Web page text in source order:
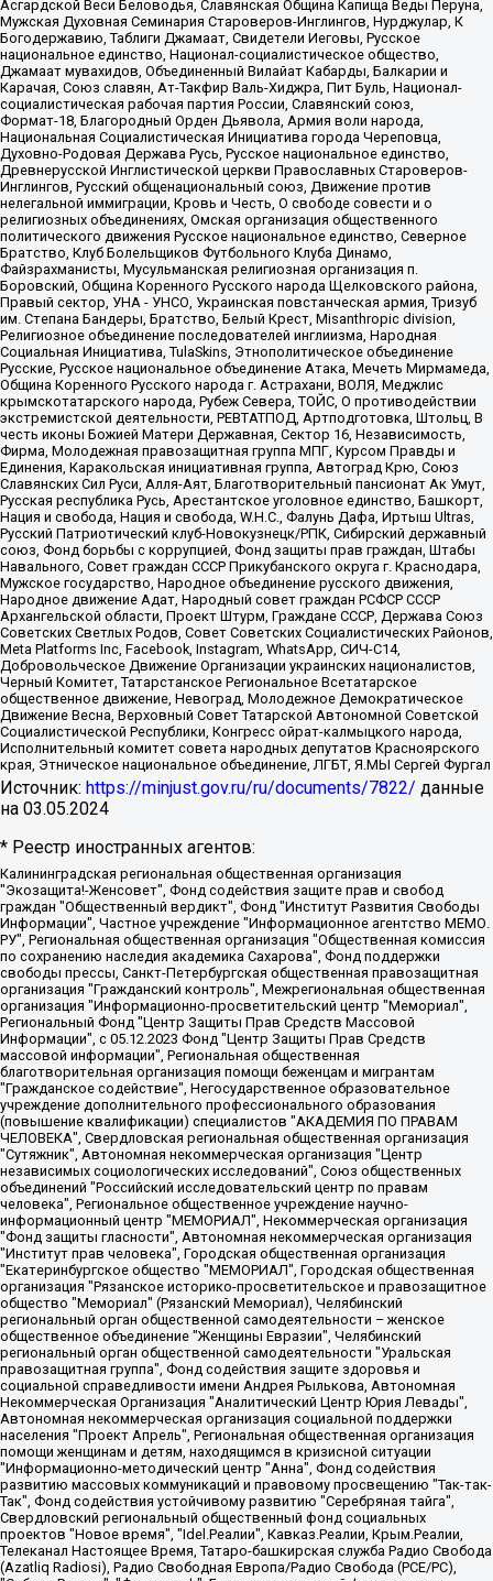
Асгардской Веси Беловодья, Славянская Община Капища Веды Перуна,
Мужская Духовная Семинария Староверов-Инглингов, Нурджулар, К
Богодержавию, Таблиги Джамаат, Свидетели Иеговы, Русское
национальное единство, Национал-социалистическое общество,
Джамаат мувахидов, Объединенный Вилайат Кабарды, Балкарии и
Карачая, Союз славян, Ат-Такфир Валь-Хиджра, Пит Буль, Национал-
социалистическая рабочая партия России, Славянский союз,
Формат-18, Благородный Орден Дьявола, Армия воли народа,
Национальная Социалистическая Инициатива города Череповца,
Духовно-Родовая Держава Русь, Русское национальное единство,
Древнерусской Инглистической церкви Православных Староверов-
Инглингов, Русский общенациональный союз, Движение против
нелегальной иммиграции, Кровь и Честь, О свободе совести и о
религиозных объединениях, Омская организация общественного
политического движения Русское национальное единство, Северное
Братство, Клуб Болельщиков Футбольного Клуба Динамо,
Файзрахманисты, Мусульманская религиозная организация п.
Боровский, Община Коренного Русского народа Щелковского района,
Правый сектор, УНА - УНСО, Украинская повстанческая армия, Тризуб
им. Степана Бандеры, Братство, Белый Крест, Misanthropic division,
Религиозное объединение последователей инглиизма, Народная
Социальная Инициатива, TulaSkins, Этнополитическое объединение
Русские, Русское национальное объединение Атака, Мечеть Мирмамеда,
Община Коренного Русского народа г. Астрахани, ВОЛЯ, Меджлис
крымскотатарского народа, Рубеж Севера, ТОЙС, О противодействии
экстремистской деятельности, РЕВТАТПОД, Артподготовка, Штольц, В
честь иконы Божией Матери Державная, Сектор 16, Независимость,
Фирма, Молодежная правозащитная группа МПГ, Курсом Правды и
Единения, Каракольская инициативная группа, Автоград Крю, Союз
Славянских Сил Руси, Алля-Аят, Благотворительный пансионат Ак Умут,
Русская республика Русь, Арестантское уголовное единство, Башкорт,
Нация и свобода, Нация и свобода, W.H.С., Фалунь Дафа, Иртыш Ultras,
Русский Патриотический клуб-Новокузнецк/РПК, Сибирский державный
союз, Фонд борьбы с коррупцией, Фонд защиты прав граждан, Штабы
Навального, Совет граждан СССР Прикубанского округа г. Краснодара,
Мужское государство, Народное объединение русского движения,
Народное движение Адат, Народный совет граждан РСФСР СССР
Архангельской области, Проект Штурм, Граждане СССР, Держава Союз
Советских Светлых Родов, Совет Советских Социалистических Районов,
Meta Platforms Inc, Facebook, Instagram, WhatsApp, СИЧ-С14,
Добровольческое Движение Организации украинских националистов,
Черный Комитет, Татарстанское Региональное Всетатарское
общественное движение, Невоград, Молодежное Демократическое
Движение Весна, Верховный Совет Татарской Автономной Советской
Социалистической Республики, Конгресс ойрат-калмыцкого народа,
Исполнительный комитет совета народных депутатов Красноярского
края, Этническое национальное объединение, ЛГБТ, Я.МЫ Сергей Фургал
Источник: https://minjust.gov.ru/ru/documents/7822/ данные
на 03.05.2024
* Реестр иностранных агентов:
Калининградская региональная общественная организация "Экозащита!-Женсовет", Фонд содействия защите прав и свобод граждан "Общественный вердикт", Фонд "Институт Развития Свободы Информации", Частное учреждение "Информационное агентство МЕМО. РУ", Региональная общественная организация "Общественная комиссия по сохранению наследия академика Сахарова", Фонд поддержки свободы прессы, Санкт-Петербургская общественная правозащитная организация "Гражданский контроль", Межрегиональная общественная организация "Информационно-просветительский центр "Мемориал", Региональный Фонд "Центр Защиты Прав Средств Массовой Информации", с 05.12.2023 Фонд "Центр Защиты Прав Средств массовой информации", Региональная общественная благотворительная организация помощи беженцам и мигрантам "Гражданское содействие", Негосударственное образовательное учреждение дополнительного профессионального образования (повышение квалификации) специалистов "АКАДЕМИЯ ПО ПРАВАМ ЧЕЛОВЕКА", Свердловская региональная общественная организация "Сутяжник", Автономная некоммерческая организация "Центр независимых социологических исследований", Союз общественных объединений "Российский исследовательский центр по правам человека", Региональное общественное учреждение научно-информационный центр "МЕМОРИАЛ", Некоммерческая организация "Фонд защиты гласности", Автономная некоммерческая организация "Институт прав человека", Городская общественная организация "Екатеринбургское общество "МЕМОРИАЛ", Городская общественная организация "Рязанское историко-просветительское и правозащитное общество "Мемориал" (Рязанский Мемориал), Челябинский региональный орган общественной самодеятельности – женское общественное объединение "Женщины Евразии", Челябинский региональный орган общественной самодеятельности "Уральская правозащитная группа", Фонд содействия защите здоровья и социальной справедливости имени Андрея Рылькова, Автономная Некоммерческая Организация "Аналитический Центр Юрия Левады", Автономная некоммерческая организация социальной поддержки населения "Проект Апрель", Региональная общественная организация помощи женщинам и детям, находящимся в кризисной ситуации "Информационно-методический центр "Анна", Фонд содействия развитию массовых коммуникаций и правовому просвещению "Так-так-Так", Фонд содействия устойчивому развитию "Серебряная тайга", Свердловский региональный общественный фонд социальных проектов "Новое время", "Idel.Реалии", Кавказ.Реалии, Крым.Реалии, Телеканал Настоящее Время, Татаро-башкирская служба Радио Свобода (Azatliq Radiosi), Радио Свободная Европа/Радио Свобода (PCE/PC), "Сибирь.Реалии", "Фактограф", Благотворительный фонд помощи осужденным и их семьям, Автономная некоммерческая организация "Институт глобализации и социальных движений", Фонд "В защиту прав заключенных", Частное учреждение "Центр поддержки и содействия развитию средств массовой информации", Пензенский региональный общественный благотворительный фонд "Гражданский союз", "Север.Реалии", Некоммерческая организация Фонд "Правовая инициатива", Общество с ограниченной ответственностью "Радио Свободная Европа/Радио Свобода", Чешское информационное агентство "MEDIUM-ORIENT", Красноярская региональная общественная организация "Мы против СПИДа", Камалягин Денис Николаевич, Маркелов Сергей Евгеньевич, Пономарев Лев Александрович, Савицкая Людмила Алексеевна, Автономная некоммерческая организация "Центр по работе с проблемой насилия "НАСИЛИЮ.НЕТ", Межрегиональный профессиональный союз работников здравоохранения "Альянс врачей", Юридическое лицо, зарегистрированное в Латвийской Республике, SIA "Medusa Project" (регистрационный номер 40103797863, дата регистрации 10.06.2014), Некоммерческая организация "Фонд по борьбе с коррупцией", Автономная некоммерческая организация "Институт права и публичной политики", Баданин Роман Сергеевич, Гликин Максим Александрович, Железнова Мария Михайловна, Лукьянова Юлия Сергеевна, Маетная Елизавета Витальевна, Маняхин Петр Борисович, Чуракова Ольга Владимировна, Ярош Юлия Петровна, Юридическое лицо "The Insider SIA", зарегистрированное в Риге, Латвийская Республика (дата регистрации 26.06.2015), являющееся администратором доменного имени интернет-издания "The Insider SIA", https://theins.ru, Постернак Алексей Евгеньевич, Рубин Михаил Аркадьевич, Анин Роман Александрович, Юридическое лицо Istories fonds, зарегистрированное в Латвийской Республике (регистрационный номер 50008295751, дата регистрации 24.02.2020), Великовский Дмитрий Александрович, Долинина Ирина Николаевна, Мароховская Алеся Алексеевна, Шлейнов Роман Юрьевич, Шмагун Олеся Валентиновна, Общество с ограниченной ответственностью "Альтаир 2021", Общество с ограниченной ответственностью "Вега 2021", Общество с ограниченной ответственностью "Главный редактор 2021", Общество с ограниченной ответственностью "Ромашки монолит", Важенков Артем Валерьевич, Ивановская областная общественная организация "Центр гендерных исследований", Гурман Юрий Альбертович, Медиапроект "ОВД-Инфо", Егоров Владимир Владимирович, Жилинский Владимир Александрович, Общество с ограниченной ответственностью "ЗП", Иванова София Юрьевна, Карезина Инна Павловна, Кильтау Екатерина Викторовна, Петров Алексей Викторович, Пискунов Сергей Евгеньевич, Смирнов Сергей Сергеевич, Тихонов Михаил Сергеевич, Общество с ограниченной ответственностью "ЖУРНАЛИСТ-ИНОСТРАННЫЙ АГЕНТ", Арапова Галина Юрьевна, Вольтская Татьяна Анатольевна, Американская компания "Mason G.E.S. Anonymous Foundation" (США), являющаяся владельцем интернет-издания https://mnews.world/, Компания "Stichting Bellingcat", зарегистрированная в Нидерландах (дата регистрации 11.07.2018), Захаров Андрей Вячеславович, Клепиковская Екатерина Дмитриевна, Общество с ограниченной ответственностью "МЕМО", Перл Роман Александрович, Симонов Евгений Алексеевич, Соловьева Елена Анатольевна, Сотников Даниил Владимирович, Сурначева Елизавета Дмитриевна, Автономная некоммерческая организация по защите прав человека и информированию населения "Якутия – Наше Мнение", Общество с ограниченной ответственностью "Москоу диджитал медиа", с 26.01.2023 Общество с ограниченной ответственностью "Чайка Белые сады", Ветошкина Валерия Валерьевна, Заговора Максим Александрович, Межрегиональное общественное движение "Российская ЛГБТ - сеть", Оленичев Максим Владимирович, Павлов Иван Юрьевич, Скворцова Елена Сергеевна, Общество с ограниченной ответственностью "Как бы инагент", Кочетков Игорь Викторович, Общество с ограниченной ответственностью "Честные выборы", Еланчик Олег Александрович, Общество с ограниченной ответственностью "Нобелевский призыв", Гималова Регина Эмилевна, Григорьев Андрей Валерьевич, Григорьева Алина Александровна, Ассоциация по содействию защите прав призывников, альтернативнослужащих и военнослужащих "Правозащитная группа "Гражданин.Армия.Право", Хисамова Регина Фаритовна, Автономная некоммерческая организация по реализации социально-правовых программ "Лилит", Дальневосточное общественное движение "Маяк", Санкт-Петербургская ЛГБТ-инициативная группа "Выход", Инициативная группа ЛГБТ+ "Реверс", Алексеев Андрей Викторович, Бекбулатова Таисия Львовна, Беляев Иван Михайлович, Владыкина Елена Сергеевна, Гельман Марат Александрович, Никульшина Вероника Юрьевна, Толоконникова Надежда Андреевна, Шендерович Виктор Анатольевич, Общество с ограниченной ответственностью "Данное сообщение", Общество с ограниченной ответственностью Издательский дом "Новая глава", Айнбиндер Александра Александровна, Московский комьюнити-центр для ЛГБТ+инициатив, Благотворительный фонд развития филантропии, Deutsche Welle (Германия, Kurt-Schumacher-Strasse 3, 53113 Bonn), Борзунова Мария Михайловна, Воробьев Виктор Викторович, Голубева Анна Львовна, Константинова Алла Михайловна, Малкова Ирина Владимировна, Мурадов Мурад Абдулгалимович, Осетинская Елизавета Николаевна, Понасенков Евгений Николаевич, Ганапольский Матвей Юрьевич, Киселев Евгений Алексеевич, Борухович Ирина Григорьевна, Дремин Иван Тимофеевич, Дубровский Дмитрий Викторович, Красноярская региональная общественная организация поддержки и развития альтернативных образовательных технологий и межкультурных коммуникаций "ИНТЕРРА", Маяковская Екатерина Алексеевна, Фейгин Марк Захарович, Филимонов Андрей Викторович, Дзугкоева Регина Николаевна, Доброхотов Роман Александрович, Дудь Юрий Александрович, Елкин Сергей Владимирович, Кругликов Кирилл Игоревич, Сабунаева Мария Леонидовна, Семенов Алексей Владимирович, Шаинян Карен Багратович, Шульман Екатерина Михайловна, Асафьев Артур Валерьевич, Вахштайн Виктор Семенович, Венедиктов Алексей Алексеевич, Лушникова Екатерина Евгеньевна, Волков Леонид Михайлович, Невзоров Александр Глебович, Пархоменко Сергей Борисович, Сироткин Ярослав Николаевич, Кара-Мурза Владимир Владимирович, Баранова Наталья Владимировна, Гозман Леонид Яковлевич, Кагарлицкий Борис Юльевич, Климарев Михаил Валерьевич, Милов Владимир Станиславович, Автономная некоммерческая организация Краснодарский центр современного искусства "Типография", Моргенштерн Алишер Тагирович, Соболь Любовь Эдуардовна, Общество с ограниченной ответственностью "ЛИЗА НОРМ", Каспаров Гарри Кимович, Ходорковский Михаил Борисович, Общество с ограниченной ответственностью "Апрельские тезисы", Данилович Ирина Брониславовна, Кашин Олег Владимирович, Петров Николай Владимирович, Пивоваров Алексей Владимирович, Соколов Михаил Владимирович, Цветкова Юлия Владимировна, Чичваркин Евгений Александрович, Комитет против пыток/Команда против пыток, Общество с ограниченной ответственностью "Первый научный", Общество с ограниченной ответственностью "Вертолет и ко", Белоцерковская Вероника Борисовна, Кац Максим Евгеньевич, Лазарева Татьяна Юрьевна, Шаведдинов Руслан Табризович, Яшин Илья Валерьевич, Общество с ограниченной ответственностью "Иноагент ААВ", Алешковский Дмитрий Петрович, Альбац Евгения Марковна, Быков Дмитрий Львович, Галямина Юлия Евгеньевна, Лойко Сергей Леонидович, Мартынов Кирилл Константинович, Медведев Сергей Александрович, Крашенинников Федор Геннадиевич, Гордеева Катерина Вл